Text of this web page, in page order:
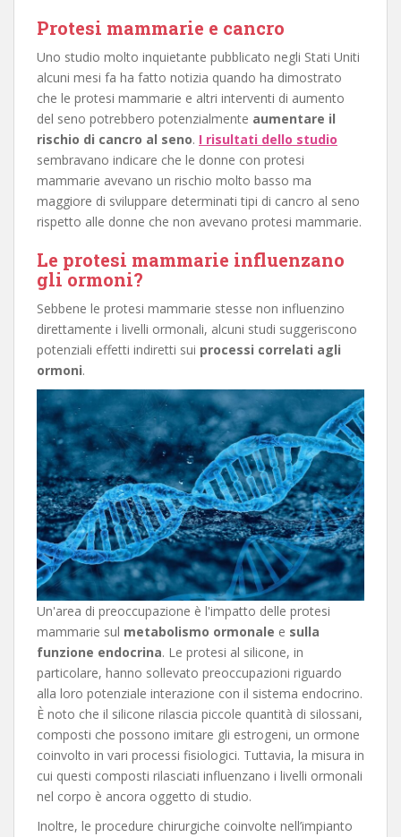
Protesi mammarie e cancro
Uno studio molto inquietante pubblicato negli Stati Uniti
alcuni mesi fa ha fatto notizia quando ha dimostrato
che le protesi mammarie e altri interventi di aumento
del seno potrebbero potenzialmente aumentare il
rischio di cancro al seno. I risultati dello studio
sembravano indicare che le donne con protesi
mammarie avevano un rischio molto basso ma
maggiore di sviluppare determinati tipi di cancro al seno
rispetto alle donne che non avevano protesi mammarie.
Le protesi mammarie influenzano
gli ormoni?
Sebbene le protesi mammarie stesse non influenzino
direttamente i livelli ormonali, alcuni studi suggeriscono
potenziali effetti indiretti sui processi correlati agli
ormoni.
Un'area di preoccupazione è l'impatto delle protesi
mammarie sul metabolismo ormonale e sulla
funzione endocrina. Le protesi al silicone, in
particolare, hanno sollevato preoccupazioni riguardo
alla loro potenziale interazione con il sistema endocrino.
È noto che il silicone rilascia piccole quantità di silossani,
composti che possono imitare gli estrogeni, un ormone
coinvolto in vari processi fisiologici. Tuttavia, la misura in
cui questi composti rilasciati influenzano i livelli ormonali
nel corpo è ancora oggetto di studio.
Inoltre, le procedure chirurgiche coinvolte nell’impianto